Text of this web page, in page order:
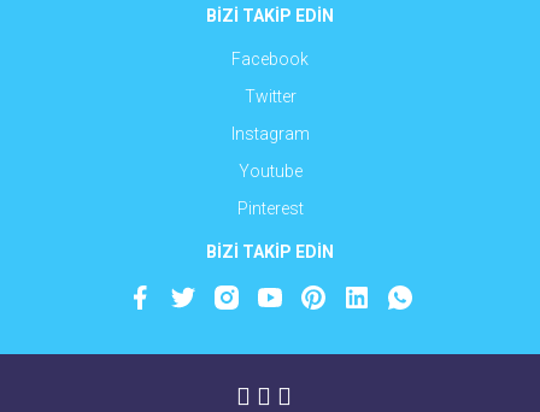
BİZİ TAKİP EDİN
Facebook
Twitter
Instagram
Youtube
Pinterest
BİZİ TAKİP EDİN